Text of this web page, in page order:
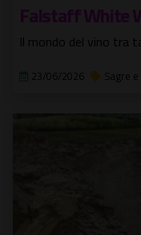
Falstaff White
Il mondo del vino tra
23/06/2026 Sagre